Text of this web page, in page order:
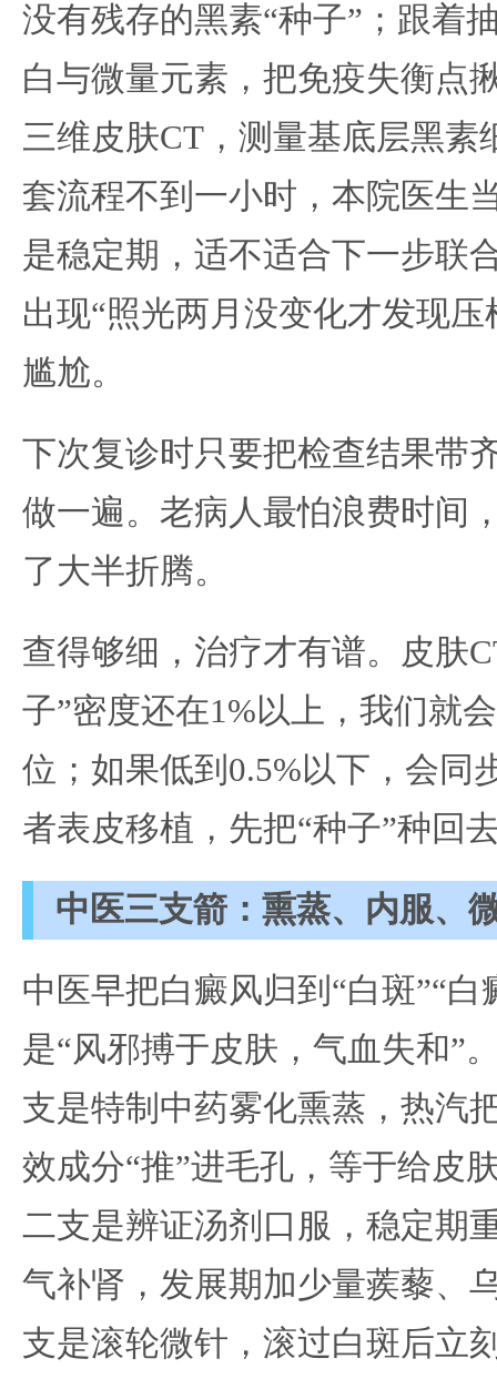
没有残存的黑素“种子”；跟着
白与微量元素，把免疫失衡点
三维皮肤CT，测量基底层黑素
套流程不到一小时，本院医生
是稳定期，适不适合下一步联
出现“照光两月没变化才发现
尴尬。
下次复诊时只要把检查结果带
做一遍。老病人最怕浪费时间
了大半折腾。
查得够细，治疗才有谱。皮肤
子”密度还在1%以上，我们就
位；如果低到0.5%以下，会同
者表皮移植，先把“种子”种回
中医三支箭：熏蒸、内服、
中医早把白癜风归到“白斑”“白
是“风邪搏于皮肤，气血失和”
支是特制中药雾化熏蒸，热汽
效成分“推”进毛孔，等于给皮
二支是辨证汤剂口服，稳定期
气补肾，发展期加少量蒺藜、
支是滚轮微针，滚过白斑后立